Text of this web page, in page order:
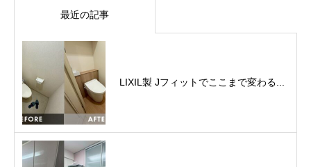
最近の記事
LIXIL製 Jフィットでここまで変わる...